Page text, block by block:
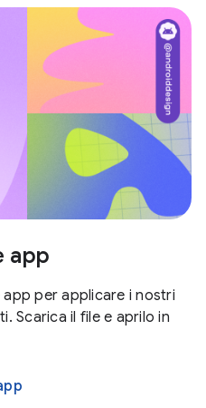
app
app per applicare i nostri
Scarica il file e aprilo in